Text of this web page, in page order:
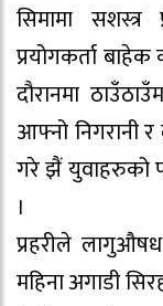
सिमामा
प्रयोगकर्ता
दौरानमा
आफ्नो निगरानी
गरे झैं युवाहरुको
।
प्रहरीले
महिना अगाडी